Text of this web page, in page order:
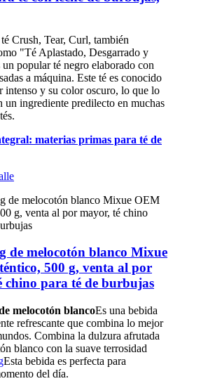
Crush, Tear, Curl, también
"Té Aplastado, Desgarrado y
popular té negro elaborado con
a máquina. Este té es conocido
intenso y su color oscuro, lo que lo
un ingrediente predilecto en muchas
materias primas para té de
de melocotón blanco Mixue
500 g, venta al por
chino para té de burbujas
melocotón blancoEs una bebida
refrescante que combina lo mejor
Combina la dulzura afrutada
blanco con la suave terrosidad
Esta bebida es perfecta para
del día.